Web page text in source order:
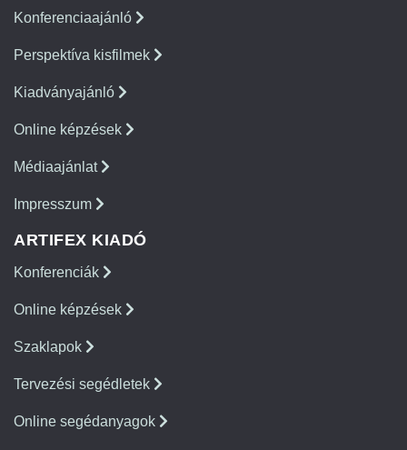
Konferenciaajánló
Perspektíva kisfilmek
Kiadványajánló
Online képzések
Médiaajánlat
Impresszum
ARTIFEX KIADÓ
Konferenciák
Online képzések
Szaklapok
Tervezési segédletek
Online segédanyagok